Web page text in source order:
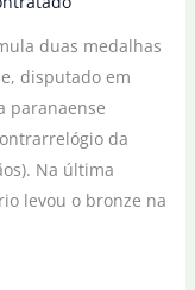
duas medalhas
disputado em
paranaense
da
Na última
levou o bronze na